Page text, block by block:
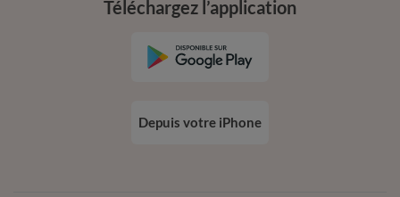
Téléchargez l’application
Depuis votre iPhone